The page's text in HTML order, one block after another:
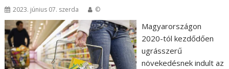
2023. június 07. szerda ©
Magyarországon
2020-tól kezdődően
ugrásszerű
növekedésnek indult az